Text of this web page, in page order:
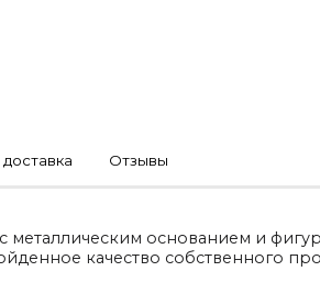
Отзывы
металлическим основанием и
качество собственного